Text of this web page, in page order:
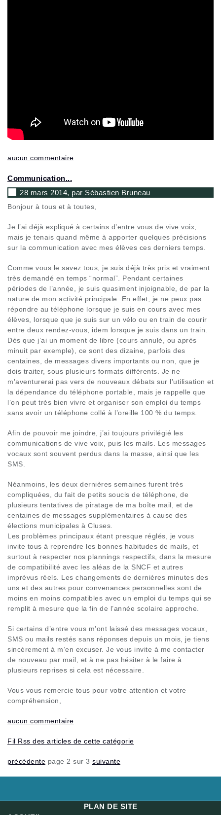
aucun commentaire
Communication...
28 mars 2014, par Sébastien Bruneau
Bonjour à tous et à toutes,
Je l’ai déjà expliqué à certains d’entre vous de vive voix,
mais je tenais quand même à apporter quelques précisions
sur la communication avec mes élèves ces derniers temps.
Comme vous le savez tous, je suis déjà très pris et vraiment
très demandé en temps “normal”. Pendant certaines
périodes de l’année, je suis quasiment injoignable, de par la
nature de mon activité principale. En effet, je ne peux pas
répondre au téléphone lorsque je suis en cours avec mes
élèves, lorsque que je suis sur un vélo ou en train de courir
entre deux rendez-vous, idem lorsque je suis dans un train.
Dès que j’ai un moment de libre (cours annulé, ou après
minuit par exemple), ce sont des dizaine, parfois des
centaines, de messages divers importants ou non, que je
dois traiter, sous plusieurs formats différents. Je ne
m'aventurerai pas vers de nouveaux débats sur l’utilisation et
la dépendance du téléphone portable, mais je rappelle que
l’on peut très bien vivre et organiser son emploi du temps
sans avoir un téléphone collé à l’oreille 100 % du temps.
Afin de pouvoir me joindre, j’ai toujours privilégié les
communications de vive voix, puis les mails. Les messages
vocaux sont souvent perdus dans la masse, ainsi que les
SMS.
Néanmoins, les deux dernières semaines furent très
compliquées, du fait de petits soucis de téléphone, de
plusieurs tentatives de piratage de ma boîte mail, et de
centaines de messages supplémentaires à cause des
élections municipales à Cluses.
Les problèmes principaux étant presque réglés, je vous
invite tous à reprendre les bonnes habitudes de mails, et
surtout à respecter nos plannings respectifs, dans la mesure
de compatibilité avec les aléas de la SNCF et autres
imprévus réels. Les changements de dernières minutes des
uns et des autres pour convenances personnelles sont de
moins en moins compatibles avec un emploi du temps qui se
remplit à mesure que la fin de l’année scolaire approche.
Si certains d’entre vous m’ont laissé des messages vocaux,
SMS ou mails restés sans réponses depuis un mois, je tiens
sincèrement à m’en excuser. Je vous invite à me contacter
de nouveau par mail, et à ne pas hésiter à le faire à
plusieurs reprises si cela est nécessaire.
Vous vous remercie tous pour votre attention et votre
compréhension,
aucun commentaire
Fil Rss des articles de cette catégorie
précédente page 2 sur 3 suivante
PLAN DE SITE